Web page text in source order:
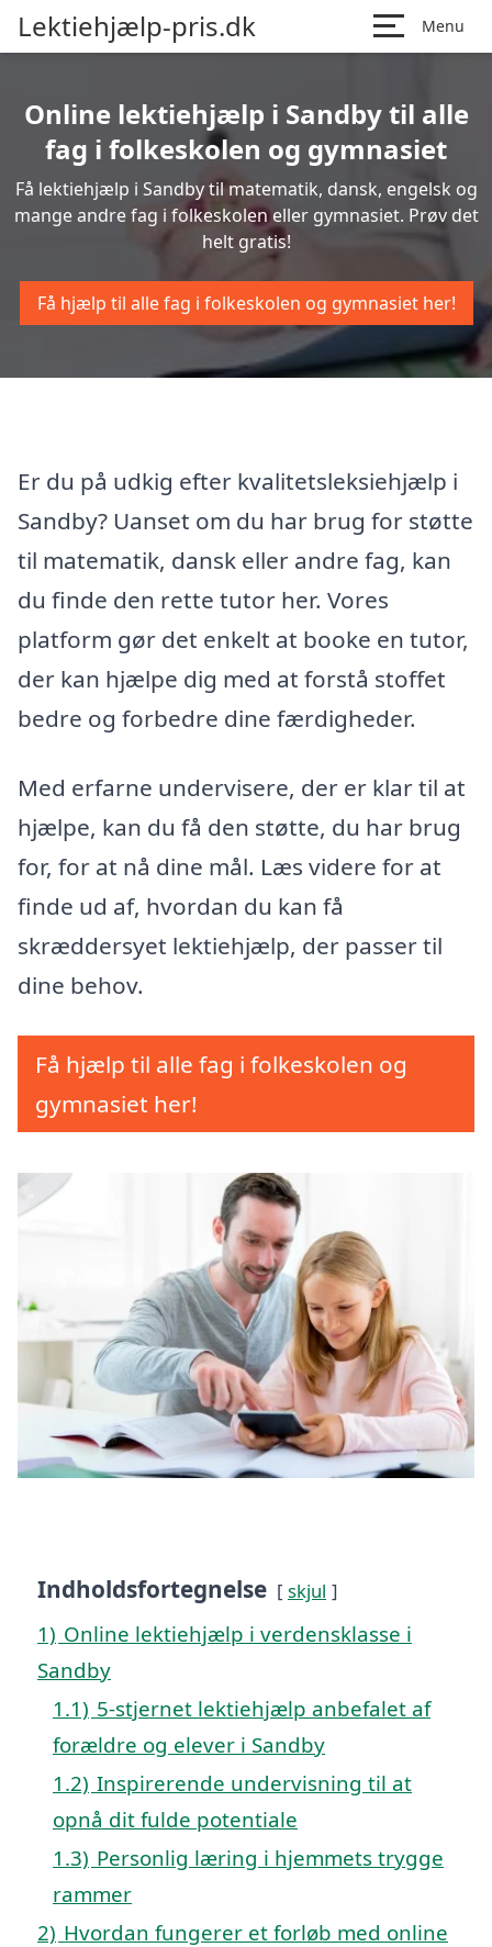
Lektiehjælp-pris.dk Menu
Online lektiehjælp i Sandby til alle
fag i folkeskolen og gymnasiet
Få lektiehjælp i Sandby til matematik, dansk, engelsk og
mange andre fag i folkeskolen eller gymnasiet. Prøv det
helt gratis!
Få hjælp til alle fag i folkeskolen og gymnasiet her!
Er du på udkig efter kvalitetsleksiehjælp i
Sandby? Uanset om du har brug for støtte
til matematik, dansk eller andre fag, kan
du finde den rette tutor her. Vores
platform gør det enkelt at booke en tutor,
der kan hjælpe dig med at forstå stoffet
bedre og forbedre dine færdigheder.
Med erfarne undervisere, der er klar til at
hjælpe, kan du få den støtte, du har brug
for, for at nå dine mål. Læs videre for at
finde ud af, hvordan du kan få
skræddersyet lektiehjælp, der passer til
dine behov.
Få hjælp til alle fag i folkeskolen og
gymnasiet her!
Indholdsfortegnelse skjul
1) Online lektiehjælp i verdensklasse i
Sandby
1.1) 5-stjernet lektiehjælp anbefalet af
forældre og elever i Sandby
1.2) Inspirerende undervisning til at
opnå dit fulde potentiale
1.3) Personlig læring i hjemmets trygge
rammer
2) Hvordan fungerer et forløb med online